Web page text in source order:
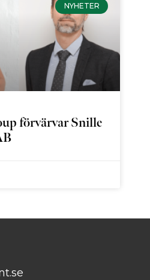
NYHETER
förvärvar Snille